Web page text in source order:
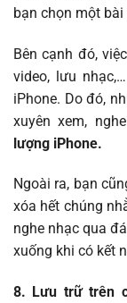
bạn chọn một
Bên cạnh đó,
video, lưu
iPhone. Do đó,
xuyên xem,
lượng iPhone.
Ngoài ra, bạn
xóa hết chúng
nghe nhạc qua
xuống khi có kết
8. Lưu trữ trên